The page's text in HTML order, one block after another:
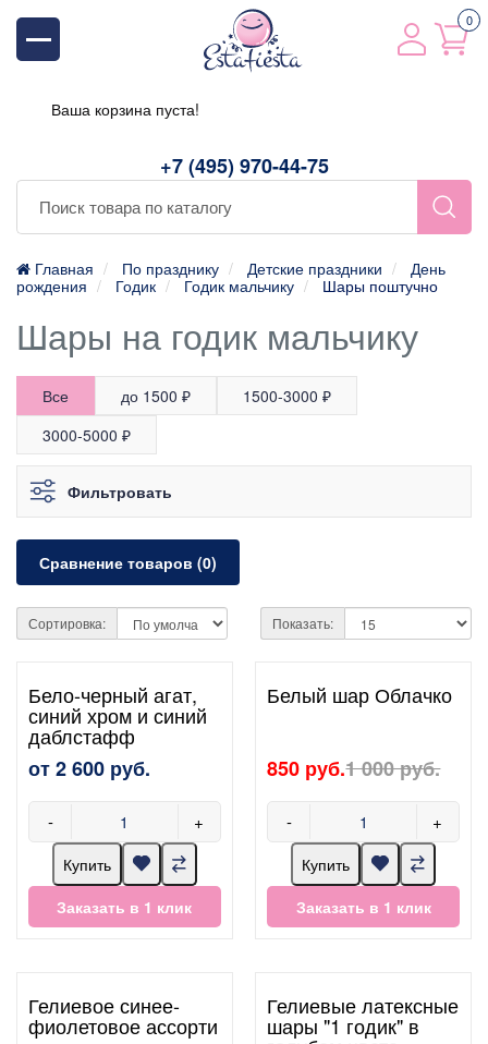
+7 (495) 970-44-75
0
Ваша корзина пуста!
Главная По празднику Детские праздники
День
рождения
Годик Годик мальчику Шары поштучно
Шары на годик мальчику
Все до 1500 ₽
1500-3000 ₽
3000-5000 ₽
Фильтровать
Сравнение товаров (0)
Сортировка: Показать:
Бело-черный агат,
синий хром и синий
даблстафф
от 2 600 руб.
- +
Купить
Заказать в 1 клик
Белый шар Облачко
850 руб.1 000 руб.
- +
Купить
Заказать в 1 клик
Гелиевое синее-
фиолетовое ассорти
Гелиевые латексные
шары "1 годик" в